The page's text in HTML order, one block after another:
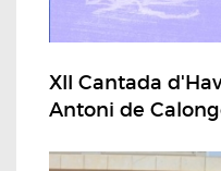
XII Cantada
Antoni de